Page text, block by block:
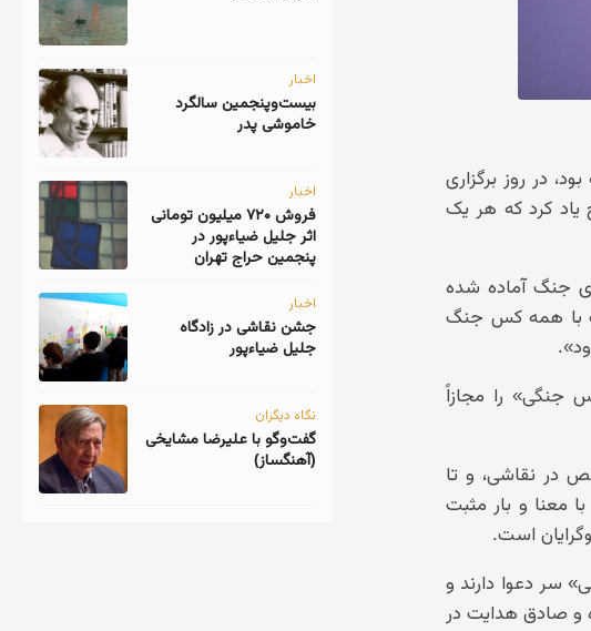
در روز برگزاری
یاد کرد که هر یک
جنگ آماده شده
با همه کس جنگ
جنگی» را مجازاً
در نقاشی، و تا
معنا و بار مثبت
است.
سر دعوا دارند و
و صادق هدایت در
اخبار
‎بیست‌و‌پنجمین سالگرد
خاموشی پدر
اخبار
فروش ۷۲۰ میلیون تومانی
اثر جلیل ضیاءپور در
پنجمین حراج تهران
اخبار
جشن نقاشی در زادگاه
جلیل ضیاءپور
نگاه دیگران
گفت‌وگو با علیرضا مشایخی
(آهنگساز)